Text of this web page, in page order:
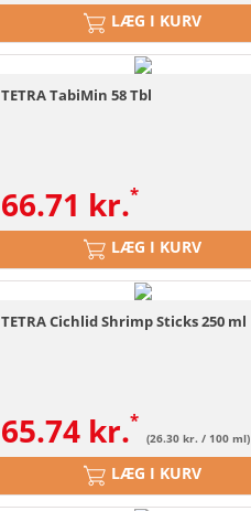
LÆG I KURV
TETRA TabiMin 58 Tbl
66.71 kr.
LÆG I KURV
TETRA Cichlid Shrimp Sticks 250 ml
65.74 kr. (26.30 kr. / 100 ml)
LÆG I KURV